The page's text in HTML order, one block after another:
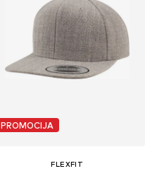
PROMOCIJA
FLEXFIT